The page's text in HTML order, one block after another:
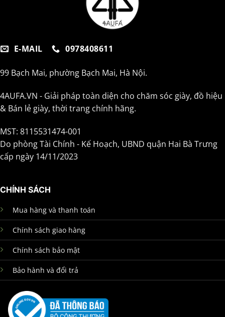
E-MAIL 0978408611
99 Bạch Mai, phường Bạch Mai, Hà Nội.
4AUFA.VN - Giải pháp toàn diện cho chăm sóc giày, đồ hiệu
& Bán lẻ giày, thời trang chính hãng.
MST: 8115531474-001
Do phòng Tài Chính - Kế Hoạch, UBND quận Hai Bà Trưng
cấp ngày 14/11/2023
CHÍNH SÁCH
Mua hàng và thanh toán
Chính sách giao hàng
Chính sách bảo mật
Bảo hành và đổi trả